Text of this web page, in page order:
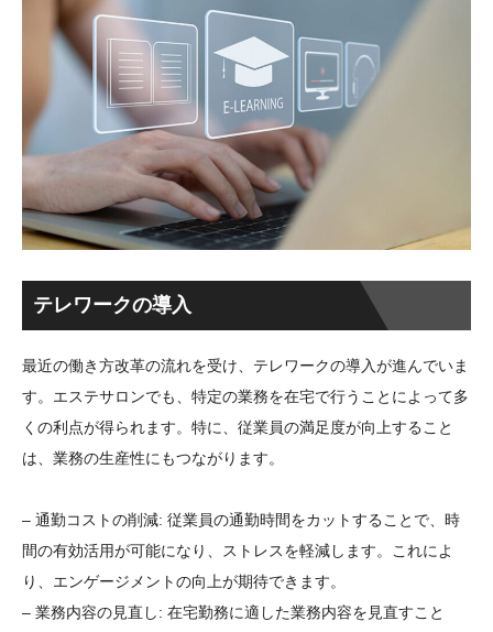
テレワークの導入
最近の働き方改革の流れを受け、テレワークの導入が進んでいま
す。エステサロンでも、特定の業務を在宅で行うことによって多
くの利点が得られます。特に、従業員の満足度が向上すること
は、業務の生産性にもつながります。
– 通勤コストの削減: 従業員の通勤時間をカットすることで、時
間の有効活用が可能になり、ストレスを軽減します。これによ
り、エンゲージメントの向上が期待できます。
– 業務内容の見直し: 在宅勤務に適した業務内容を見直すこと